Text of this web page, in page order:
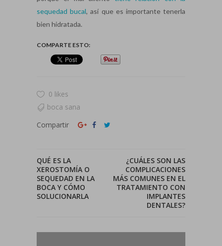
sequedad bucal, así que es importante tenerla
bien hidratada.
COMPARTE ESTO:
0 likes
boca sana
Compartir
QUÉ ES LA
XEROSTOMÍA O
SEQUEDAD EN LA
BOCA Y CÓMO
SOLUCIONARLA
¿CUÁLES SON LAS
COMPLICACIONES
MÁS COMUNES EN EL
TRATAMIENTO CON
IMPLANTES
DENTALES?